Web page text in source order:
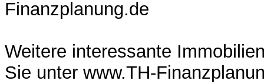
Finanzplanung.de
Weitere interessante
Sie unter www.TH-